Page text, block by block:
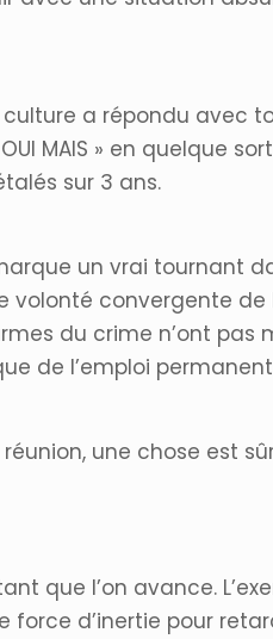
a répondu avec
MAIS » en quelque
sur 3 ans.
un vrai tournant
convergente de
du crime n’ont
de l’emploi
une chose est
que l’on avance.
force d’inertie pour